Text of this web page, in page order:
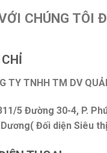
CHÚNG TÔI
TY TNHH TM DV
5 Đường 30-4, P.
Đối diện Siêu